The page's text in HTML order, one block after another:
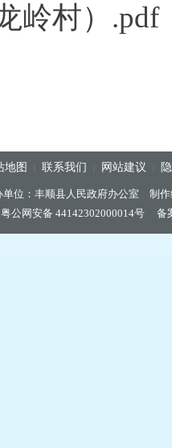
岭村）.pdf
地图 联系我们 网站建议
单位：丰顺县人民政府办公室 制
粤公网安备 44142302000014号
备